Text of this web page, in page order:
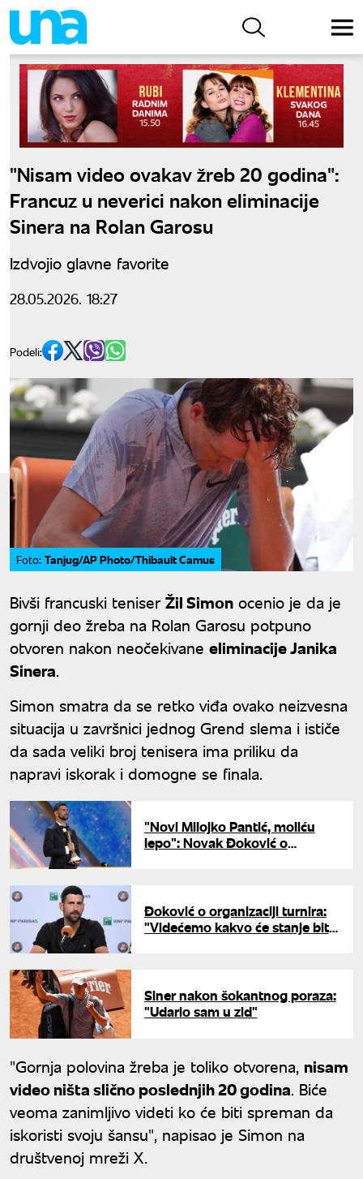
"Nisam video ovakav žreb 20 godina":
Francuz u neverici nakon eliminacije
Sinera na Rolan Garosu
Izdvojio glavne favorite
28.05.2026. 18:27
Podeli:
Foto: Tanjug/AP Photo/Thibault Camus
Bivši francuski teniserŽil Simon ocenio je da je
gornji deo žreba na Rolan Garosu potpuno
otvoren nakon neočekivane eliminacije Janika
Sinera.
Simon smatra da se retko viđa ovako neizvesna
situacija u završnici jednog Grend slema i ističe
da sada veliki broj tenisera ima priliku da
napravi iskorak i domogne se finala.
"Novi Milojko Pantić, moliću
lepo": Novak Đoković o
Đoković o organizaciji turnira:
"Videćemo kakvo će stanje biti
Siner nakon šokantnog poraza:
"Udario sam u zid"
"Gornja polovina žreba je toliko otvorena, nisam
video ništa slično poslednjih 20 godina. Biće
veoma zanimljivo videti ko će biti spreman da
iskoristi svoju šansu", napisao je Simon na
društvenoj mreži X.